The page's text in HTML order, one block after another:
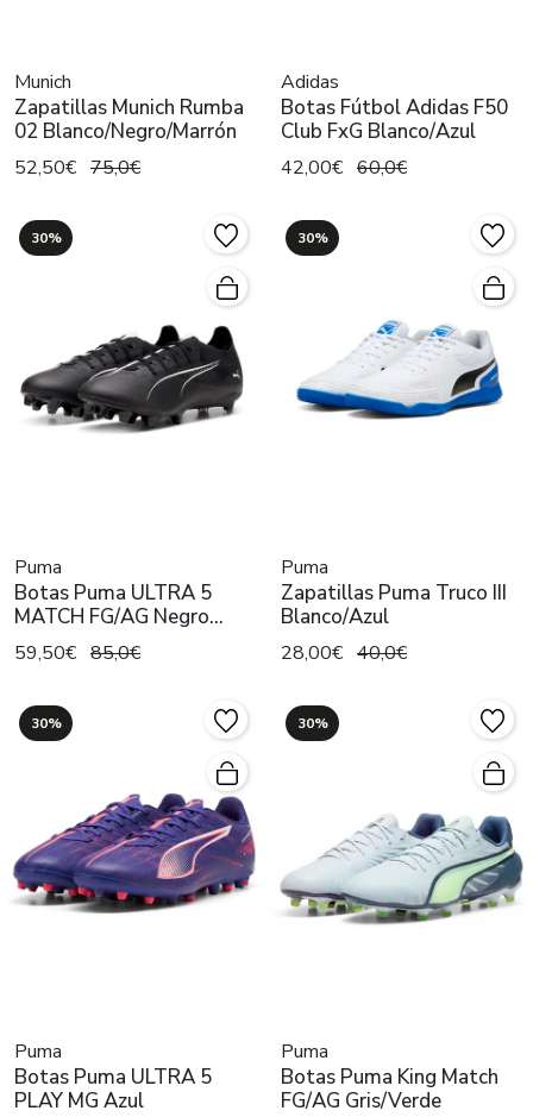
Munich
Zapatillas Munich Rumba
02 Blanco/Negro/Marrón
52,50€ 75,0€
Adidas
Botas Fútbol Adidas F50
Club FxG Blanco/Azul
42,00€ 60,0€
30%
Puma
Botas Puma ULTRA 5
MATCH FG/AG Negro
Hombre
59,50€ 85,0€
30%
Puma
Zapatillas Puma Truco III
Blanco/Azul
28,00€ 40,0€
30%
Puma
Botas Puma ULTRA 5
PLAY MG Azul
30%
Puma
Botas Puma King Match
FG/AG Gris/Verde